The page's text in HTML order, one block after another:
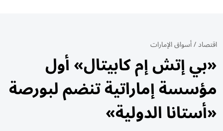
اقتصاد/أسواق الإمارات
«بي إتش إم كابيتال» أول
مؤسسة إماراتية تنضم لبورصة
«أستانا الدولية»